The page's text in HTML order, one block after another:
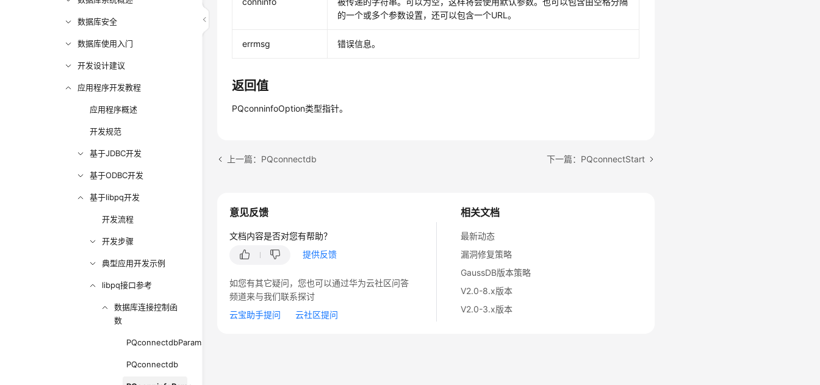
数据库安全
数据库使用入门
开发设计建议
应用程序开发教程
应用程序概述
开发规范
基于JDBC开发
基于ODBC开发
基于libpq开发
开发流程
开发步骤
典型应用开发示例
libpq接口参考
数据库连接控制函
数
PQconnectdbParams
PQconnectdb
的一个或多个参数设置，还可以包含一个URL。
errmsg 错误信息。
返回值
PQconninfoOption类型指针。
上一篇：PQconnectdb 下一篇：PQconnectStart
相关文档
最新动态
漏洞修复策略
GaussDB版本策略
V2.0-8.x版本
V2.0-3.x版本
意见反馈
文档内容是否对您有帮助？
提供反馈
如您有其它疑问，您也可以通过华为云社区问答
频道来与我们联系探讨
云宝助手提问
云社区提问